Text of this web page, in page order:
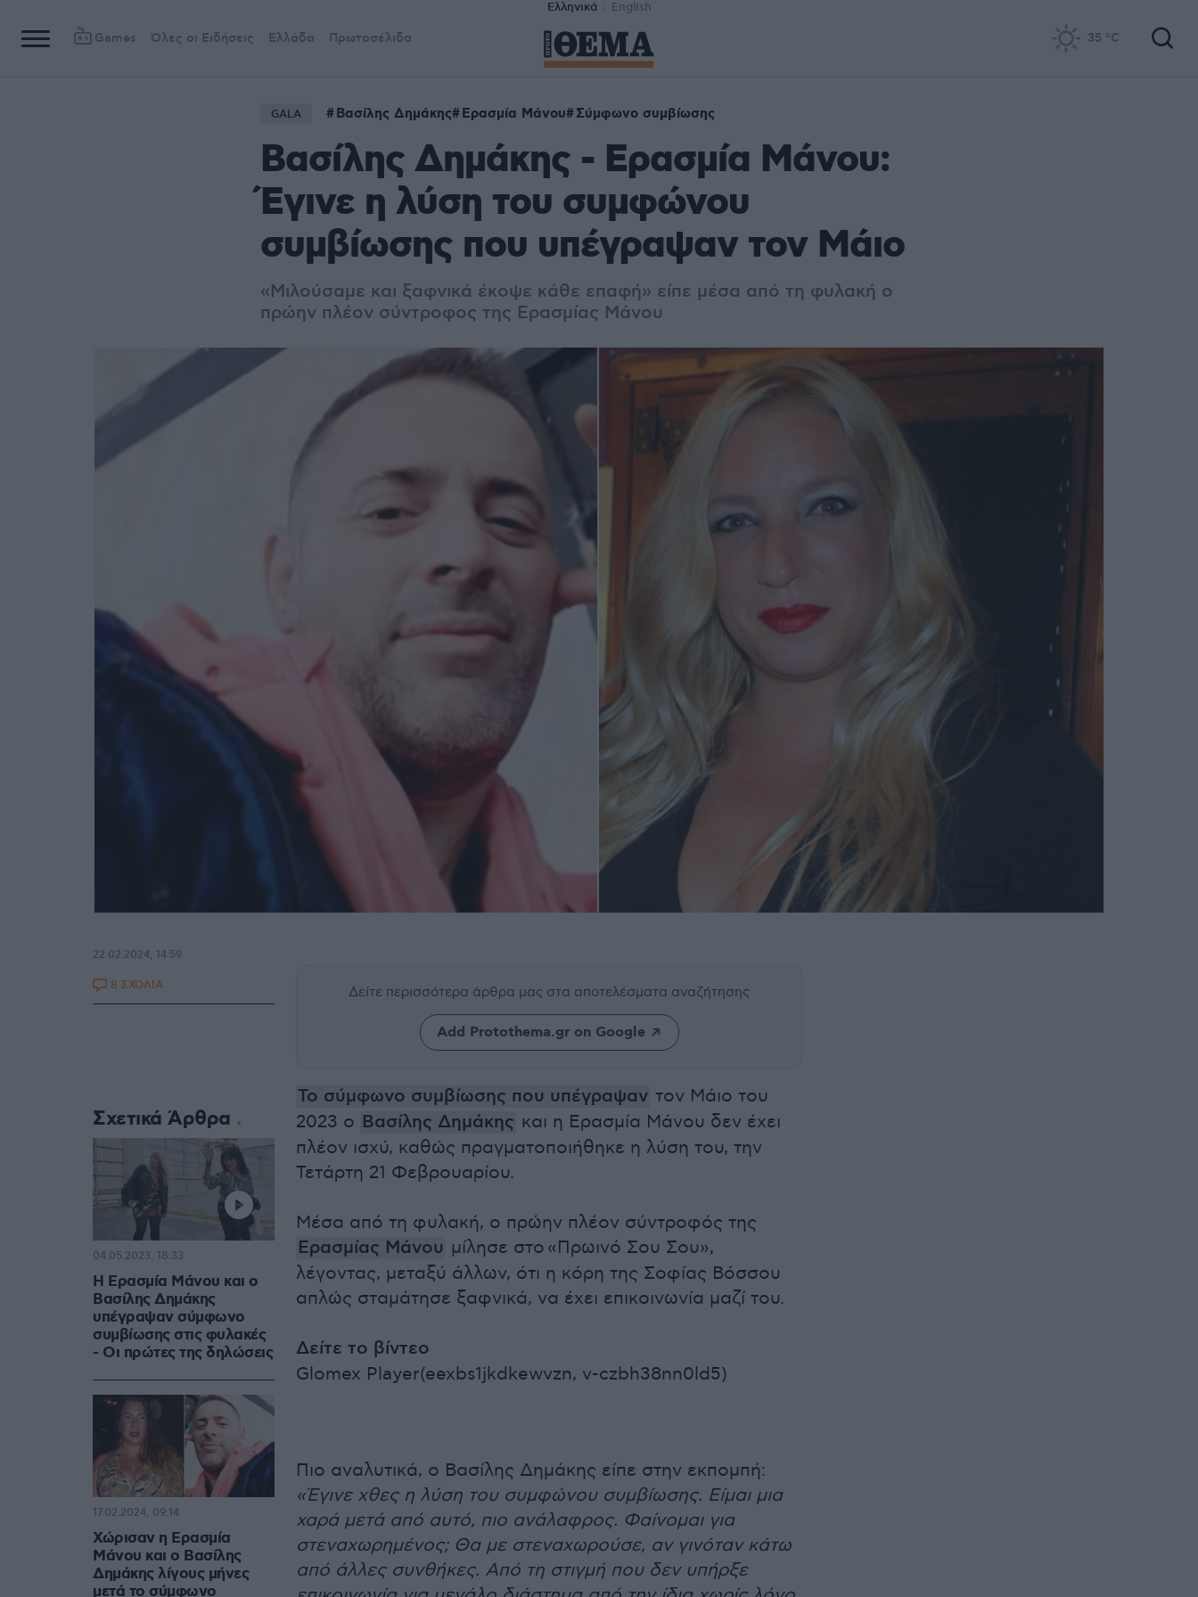
Ελληνικά English
Games Όλες οι Ειδήσεις Ελλάδα Πρωτοσέλιδα 35 °C
GALA Βασίλης Δημάκης Ερασμία Μάνου Σύμφωνο συμβίωσης
Βασίλης Δημάκης - Ερασμία Μάνου:
Έγινε η λύση του συμφώνου
συμβίωσης που υπέγραψαν τον Μάιο
«Μιλούσαμε και ξαφνικά έκοψε κάθε επαφή» είπε μέσα από τη φυλακή ο
πρώην πλέον σύντροφος της Ερασμίας Μάνου
Δείτε περισσότερα άρθρα μας στα αποτελέσματα αναζήτησης
Add Protothema.gr on Google
Το σύμφωνο συμβίωσης που υπέγραψαν τον Μάιο του
2023 ο Βασίλης Δημάκης και η Ερασμία Μάνου δεν έχει
πλέον ισχύ, καθώς πραγματοποιήθηκε η λύση του, την
Τετάρτη 21 Φεβρουαρίου.
Μέσα από τη φυλακή, ο πρώην πλέον σύντροφός της
Ερασμίας Μάνου μίλησε στο «Πρωινό Σου Σου»,
λέγοντας, μεταξύ άλλων, ότι η κόρη της Σοφίας Βόσσου
απλώς σταμάτησε ξαφνικά, να έχει επικοινωνία μαζί του.
Δείτε το βίντεο
Glomex Player(eexbs1jkdkewvzn, v-czbh38nn0ld5)
Πιο αναλυτικά, ο Βασίλης Δημάκης είπε στην εκπομπή:
«Έγινε χθες η λύση του συμφώνου συμβίωσης. Είμαι μια
χαρά μετά από αυτό, πιο ανάλαφρος. Φαίνομαι για
στεναχωρημένος; Θα με στεναχωρούσε, αν γινόταν κάτω
από άλλες συνθήκες. Από τη στιγμή που δεν υπήρξε
22.02.2024, 14:59
8 ΣΧΟΛΙΑ
Σχετικά Άρθρα
Η Ερασμία Μάνου και ο
Βασίλης Δημάκης
υπέγραψαν σύμφωνο
συμβίωσης στις φυλακές
- Οι πρώτες της δηλώσεις
04.05.2023, 18:33
Χώρισαν η Ερασμία
Μάνου και ο Βασίλης
Δημάκης λίγους μήνες
μετά το σύμφωνο
17.02.2024, 09:14